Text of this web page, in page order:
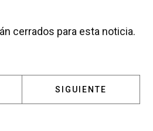
cerrados para esta noticia.
EL PSOE PIDE
ARTÍCULO
SIGUIENTE